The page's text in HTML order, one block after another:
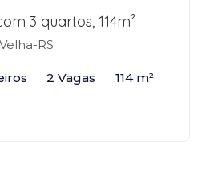
3 quartos, 114m²
RS
2 Vagas 114 m²